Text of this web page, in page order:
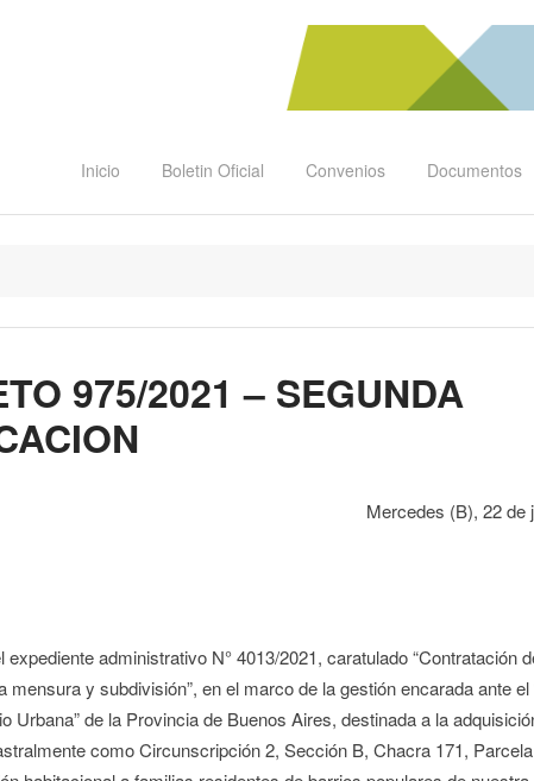
Inicio Boletin Oficial Convenios Documentos
975/2021 – SEGUNDA
Mercedes (B), 22 de
expediente administrativo N° 4013/2021, caratulado “Contratación
mensura y subdivisión”, en el marco de la gestión encarada ante el
Urbana” de la Provincia de Buenos Aires, destinada a la
como Circunscripción 2, Sección B, Chacra 171,